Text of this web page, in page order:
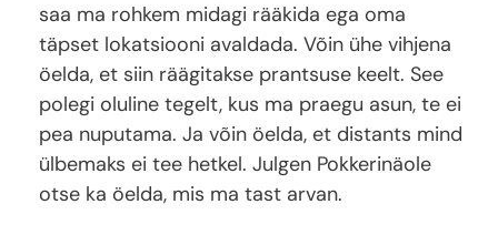
saa ma rohkem midagi rääkida ega oma
täpset lokatsiooni avaldada. Võin ühe vihjena
öelda, et siin räägitakse prantsuse keelt. See
polegi oluline tegelt, kus ma praegu asun, te ei
pea nuputama. Ja võin öelda, et distants mind
ülbemaks ei tee hetkel. Julgen Pokkerinäole
otse ka öelda, mis ma tast arvan.